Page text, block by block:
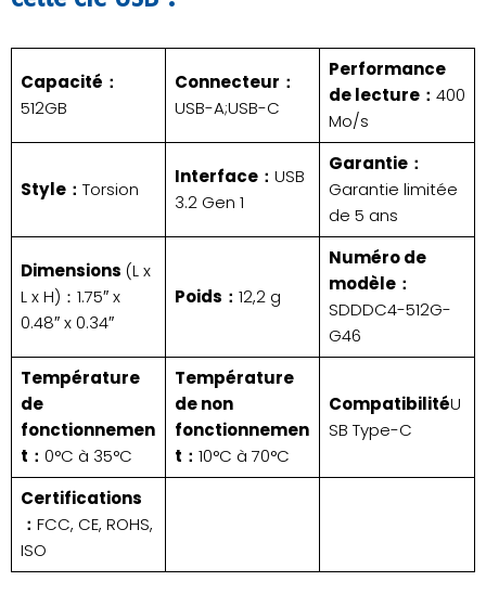
Capacité：
512GB
Connecteur：
USB-A;USB-C
Performance
de lecture： 400
Mo/s
Style： Torsion
Interface： USB
3.2 Gen 1
Garantie：
Garantie limitée
de 5 ans
Dimensions (L x
L x H)：1.75″ x
0.48″ x 0.34″
Poids： 12,2 g
Numéro de
modèle：
SDDDC4-512G-
G46
Température
de
fonctionnemen
t： 0°C à 35°C
Température
de non
fonctionnemen
t： 10°C à 70°C
CompatibilitéU
SB Type-C
Certifications
： FCC, CE, ROHS,
ISO